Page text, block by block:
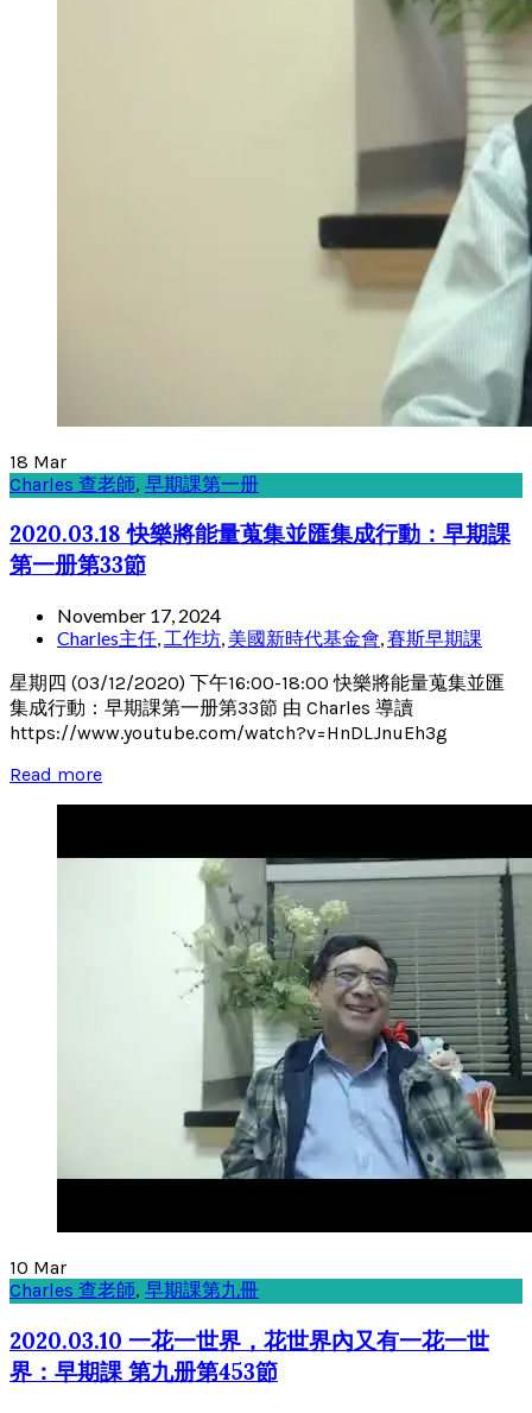
18 Mar
Charles 查老師, 早期課第一册
2020.03.18 快樂將能量蒐集並匯集成行動：早期課
第一册第33節
November 17, 2024
Charles主任, 工作坊, 美國新時代基金會,賽斯早期課
星期四 (03/12/2020) 下午16:00-18:00 快樂將能量蒐集並匯
集成行動：早期課第一册第33節 由 Charles 導讀
https://www.youtube.com/watch?v=HnDLJnuEh3g
Read more
10 Mar
Charles 查老師, 早期課第九冊
2020.03.10 一花一世界，花世界內又有一花一世
界：早期課 第九册第453節